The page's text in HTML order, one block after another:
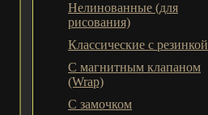
Нелинованные (для
рисования)
Классические с резинкой
С магнитным клапаном
(Wrap)
С замочком